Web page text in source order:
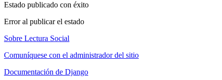
Estado publicado con éxito
Error al publicar el estado
Sobre Lectura Social
Comuníquese con el administrador del sitio
Documentación de Django